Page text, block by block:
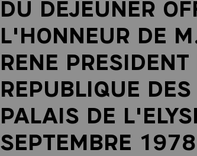
DU DEJEUNER
L'HONNEUR DE
RENE
REPUBLIQUE
PALAIS DE
SEPTEMBRE 1978